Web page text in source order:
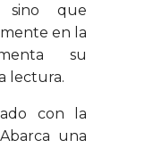
sino que
en la
su
lectura.
con la
una